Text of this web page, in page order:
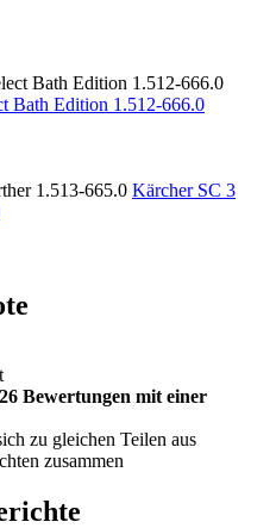
Bath Edition 1.512-666.0
Kärcher SC 3
Bewertungen mit einer
zu gleichen Teilen aus
zusammen